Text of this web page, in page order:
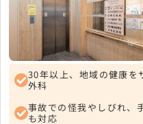
30年以上、地域の健康を
外科
事故での怪我やしびれ、
も対応